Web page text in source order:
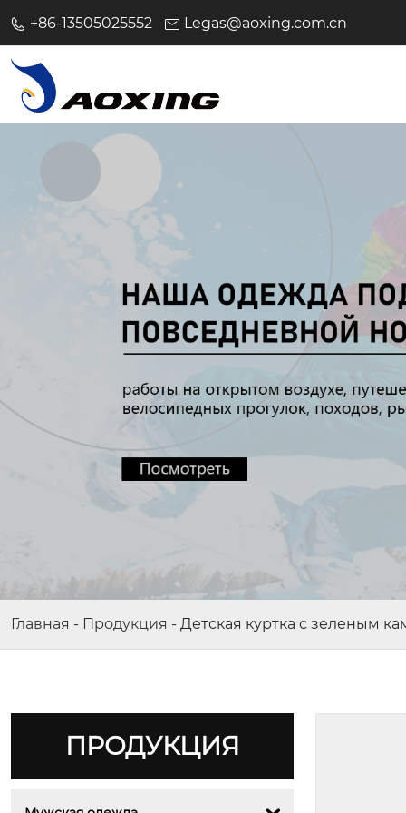
+86-13505025552 Legas@aoxing.com.cn
Главная - Продукция - Детская куртка с зеленым
ПРОДУКЦИЯ